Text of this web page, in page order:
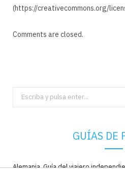
(https://creativecommons.org/
Comments are closed.
Search
for:
GUÍAS DE
Alemania. Guía del viajero